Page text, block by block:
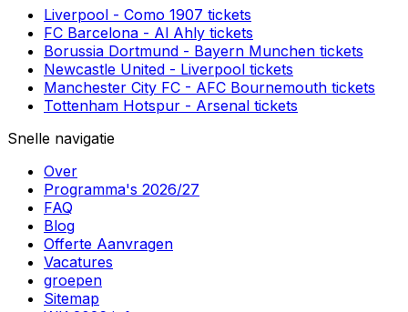
Liverpool - Como 1907 tickets
FC Barcelona - Al Ahly tickets
Borussia Dortmund - Bayern Munchen tickets
Newcastle United - Liverpool tickets
Manchester City FC - AFC Bournemouth tickets
Tottenham Hotspur - Arsenal tickets
Snelle navigatie
Over
Programma's 2026/27
FAQ
Blog
Offerte Aanvragen
Vacatures
groepen
Sitemap